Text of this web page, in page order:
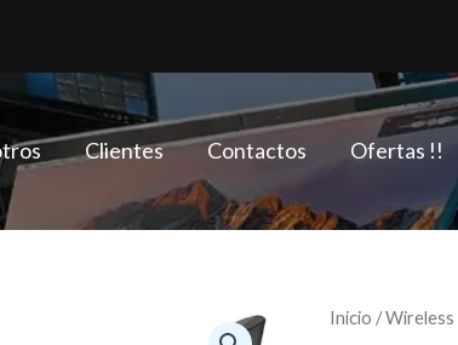
Clientes Contactos Ofertas !!
Inicio /Wireless
Adaptador